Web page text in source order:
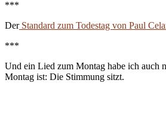
***
DerStandard zum Todestag von Paul
***
Und ein Lied zum Montag habe ich auch
Montag ist: Die Stimmung sitzt.